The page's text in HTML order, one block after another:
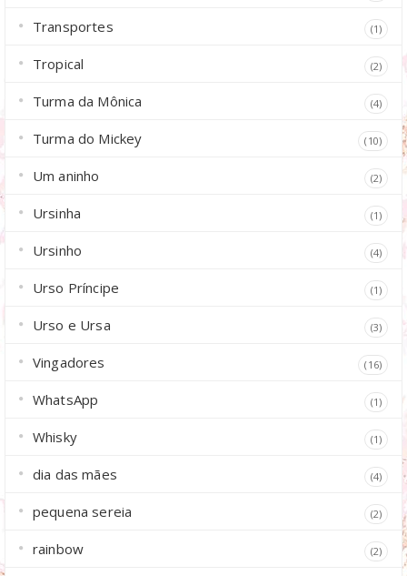
Transportes (1)
Tropical (2)
Turma da Mônica (4)
Turma do Mickey (10)
Um aninho (2)
Ursinha (1)
Ursinho (4)
Urso Príncipe (1)
Urso e Ursa (3)
Vingadores (16)
WhatsApp (1)
Whisky (1)
dia das mães (4)
pequena sereia (2)
rainbow (2)